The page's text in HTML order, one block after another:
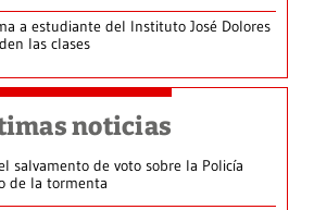
a estudiante del Instituto José Dolores
las clases
noticias
salvamento de voto sobre la Policía
de la tormenta